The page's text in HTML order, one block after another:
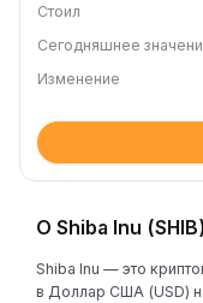
Стоил
Сегодняшнее
Изменение
О Shiba Inu (SHIB)
Shiba Inu — это
в Доллар США (USD)